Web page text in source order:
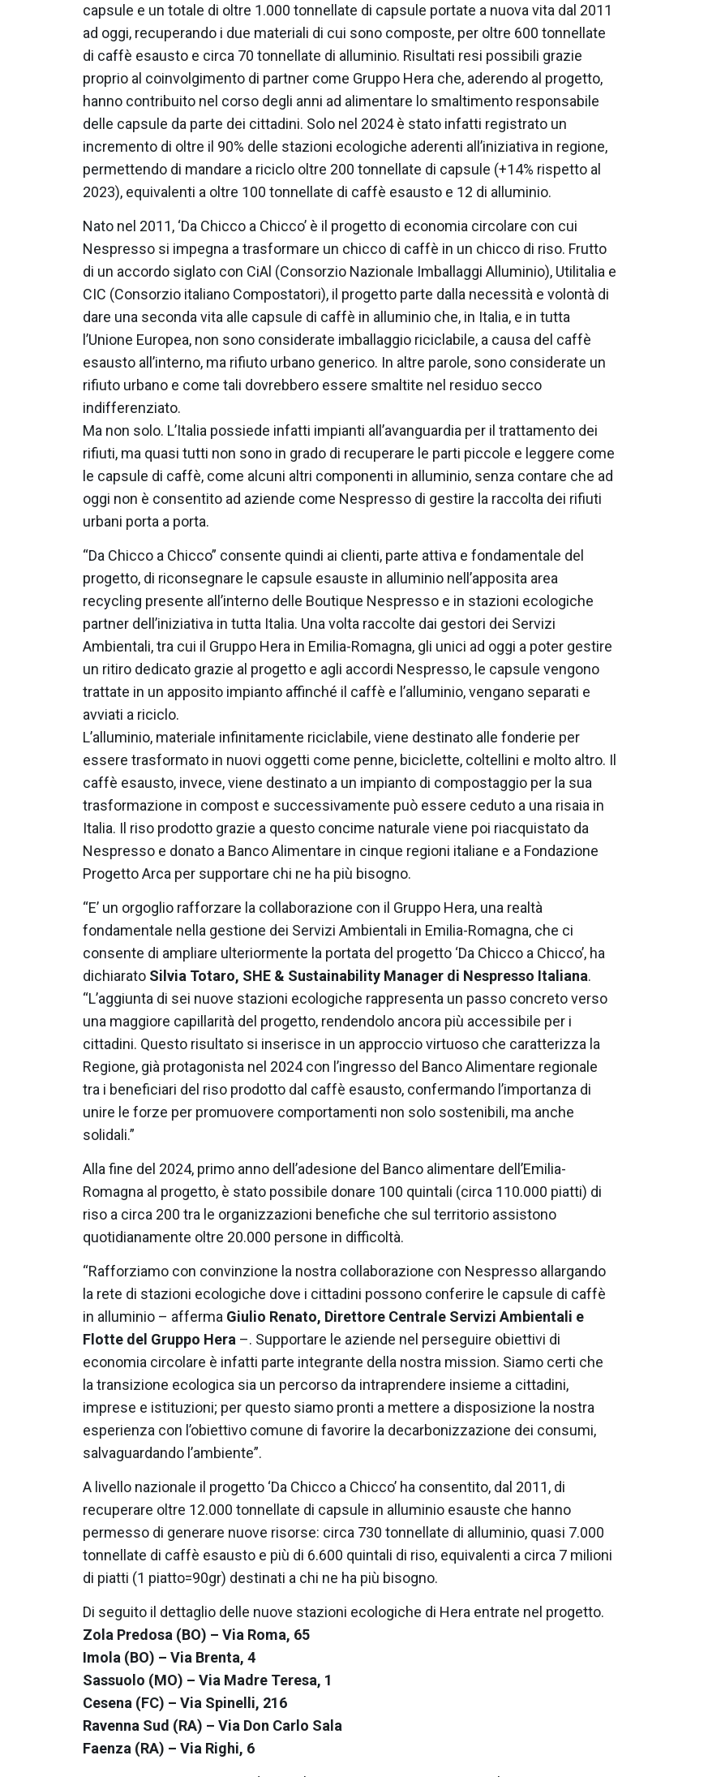
capsule e un totale di oltre 1.000 tonnellate di capsule portate a nuova vita dal 2011
ad oggi, recuperando i due materiali di cui sono composte, per oltre 600 tonnellate
di caffè esausto e circa 70 tonnellate di alluminio. Risultati resi possibili grazie
proprio al coinvolgimento di partner come Gruppo Hera che, aderendo al progetto,
hanno contribuito nel corso degli anni ad alimentare lo smaltimento responsabile
delle capsule da parte dei cittadini. Solo nel 2024 è stato infatti registrato un
incremento di oltre il 90% delle stazioni ecologiche aderenti all’iniziativa in regione,
permettendo di mandare a riciclo oltre 200 tonnellate di capsule (+14% rispetto al
2023), equivalenti a oltre 100 tonnellate di caffè esausto e 12 di alluminio.
Nato nel 2011, ‘Da Chicco a Chicco’ è il progetto di economia circolare con cui
Nespresso si impegna a trasformare un chicco di caffè in un chicco di riso. Frutto
di un accordo siglato con CiAl (Consorzio Nazionale Imballaggi Alluminio), Utilitalia e
CIC (Consorzio italiano Compostatori), il progetto parte dalla necessità e volontà di
dare una seconda vita alle capsule di caffè in alluminio che, in Italia, e in tutta
l’Unione Europea, non sono considerate imballaggio riciclabile, a causa del caffè
esausto all’interno, ma rifiuto urbano generico. In altre parole, sono considerate un
rifiuto urbano e come tali dovrebbero essere smaltite nel residuo secco
indifferenziato.
Ma non solo. L’Italia possiede infatti impianti all’avanguardia per il trattamento dei
rifiuti, ma quasi tutti non sono in grado di recuperare le parti piccole e leggere come
le capsule di caffè, come alcuni altri componenti in alluminio, senza contare che ad
oggi non è consentito ad aziende come Nespresso di gestire la raccolta dei rifiuti
urbani porta a porta.
“Da Chicco a Chicco” consente quindi ai clienti, parte attiva e fondamentale del
progetto, di riconsegnare le capsule esauste in alluminio nell’apposita area
recycling presente all’interno delle Boutique Nespresso e in stazioni ecologiche
partner dell’iniziativa in tutta Italia. Una volta raccolte dai gestori dei Servizi
Ambientali, tra cui il Gruppo Hera in Emilia-Romagna, gli unici ad oggi a poter gestire
un ritiro dedicato grazie al progetto e agli accordi Nespresso, le capsule vengono
trattate in un apposito impianto affinché il caffè e l’alluminio, vengano separati e
avviati a riciclo.
L’alluminio, materiale infinitamente riciclabile, viene destinato alle fonderie per
essere trasformato in nuovi oggetti come penne, biciclette, coltellini e molto altro. Il
caffè esausto, invece, viene destinato a un impianto di compostaggio per la sua
trasformazione in compost e successivamente può essere ceduto a una risaia in
Italia. Il riso prodotto grazie a questo concime naturale viene poi riacquistato da
Nespresso e donato a Banco Alimentare in cinque regioni italiane e a Fondazione
Progetto Arca per supportare chi ne ha più bisogno.
“E’ un orgoglio rafforzare la collaborazione con il Gruppo Hera, una realtà
fondamentale nella gestione dei Servizi Ambientali in Emilia-Romagna, che ci
consente di ampliare ulteriormente la portata del progetto ‘Da Chicco a Chicco’, ha
dichiarato Silvia Totaro, SHE & Sustainability Manager di Nespresso Italiana.
“L’aggiunta di sei nuove stazioni ecologiche rappresenta un passo concreto verso
una maggiore capillarità del progetto, rendendolo ancora più accessibile per i
cittadini. Questo risultato si inserisce in un approccio virtuoso che caratterizza la
Regione, già protagonista nel 2024 con l’ingresso del Banco Alimentare regionale
tra i beneficiari del riso prodotto dal caffè esausto, confermando l’importanza di
unire le forze per promuovere comportamenti non solo sostenibili, ma anche
solidali.”
Alla fine del 2024, primo anno dell’adesione del Banco alimentare dell’Emilia-
Romagna al progetto, è stato possibile donare 100 quintali (circa 110.000 piatti) di
riso a circa 200 tra le organizzazioni benefiche che sul territorio assistono
quotidianamente oltre 20.000 persone in difficoltà.
“Rafforziamo con convinzione la nostra collaborazione con Nespresso allargando
la rete di stazioni ecologiche dove i cittadini possono conferire le capsule di caffè
in alluminio – afferma Giulio Renato, Direttore Centrale Servizi Ambientali e
Flotte del Gruppo Hera –. Supportare le aziende nel perseguire obiettivi di
economia circolare è infatti parte integrante della nostra mission. Siamo certi che
la transizione ecologica sia un percorso da intraprendere insieme a cittadini,
imprese e istituzioni; per questo siamo pronti a mettere a disposizione la nostra
esperienza con l’obiettivo comune di favorire la decarbonizzazione dei consumi,
salvaguardando l’ambiente”.
A livello nazionale il progetto ‘Da Chicco a Chicco’ ha consentito, dal 2011, di
recuperare oltre 12.000 tonnellate di capsule in alluminio esauste che hanno
permesso di generare nuove risorse: circa 730 tonnellate di alluminio, quasi 7.000
tonnellate di caffè esausto e più di 6.600 quintali di riso, equivalenti a circa 7 milioni
di piatti (1 piatto=90gr) destinati a chi ne ha più bisogno.
Di seguito il dettaglio delle nuove stazioni ecologiche di Hera entrate nel progetto.
Zola Predosa (BO) – Via Roma, 65
Imola (BO) – Via Brenta, 4
Sassuolo (MO) – Via Madre Teresa, 1
Cesena (FC) – Via Spinelli, 216
Ravenna Sud (RA) – Via Don Carlo Sala
Faenza (RA) – Via Righi, 6